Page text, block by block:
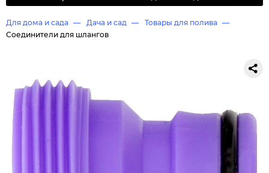
Для дома и сада Дача и сад
Товары для полива
Соединители для шлангов